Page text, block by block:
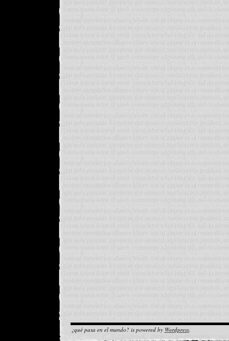
¿qué pasa en el mundo? is powered by Wordpress.